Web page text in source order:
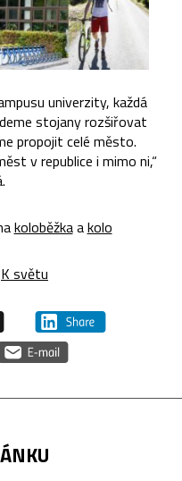
univerzity, každá
stojany rozšiřovat
propojit celé město.
v republice i mimo ni,“
koloběžkaakolo
K světu